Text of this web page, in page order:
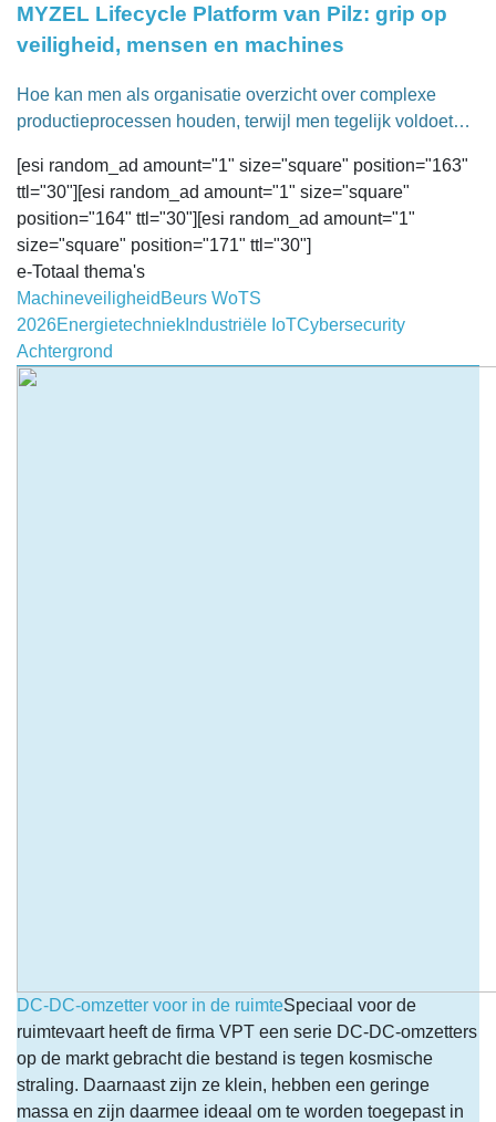
MYZEL Lifecycle Platform van Pilz: grip op
veiligheid, mensen en machines
Hoe kan men als organisatie overzicht over complexe
productieprocessen houden, terwijl men tegelijk voldoet…
[esi random_ad amount="1" size="square" position="163"
ttl="30"][esi random_ad amount="1" size="square"
position="164" ttl="30"][esi random_ad amount="1"
size="square" position="171" ttl="30"]
e-Totaal thema's
Machineveiligheid Beurs WoTS
2026Energietechniek Industriële IoTCybersecurity
Achtergrond
DC-DC-omzetter voor in de ruimteSpeciaal voor de
ruimtevaart heeft de firma VPT een serie DC-DC-omzetters
op de markt gebracht die bestand is tegen kosmische
straling. Daarnaast zijn ze klein, hebben een geringe
massa en zijn daarmee ideaal om te worden toegepast in